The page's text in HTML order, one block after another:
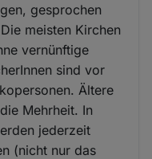
gesprochen
meisten Kirchen
vernünftige
sind vor
Ältere
Mehrheit. In
jederzeit
(nicht nur das